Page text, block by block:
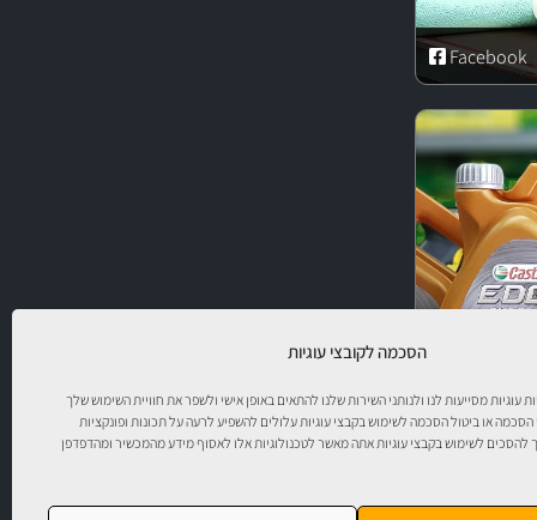
הסכמה לקובצי עוגיות
עוגיות מסייעות לנו ולנותני השירות שלנו להתאים באופן אישי ולשפר את חוויית השימוש שלך
או ביטול הסכמה לשימוש בקבצי עוגיות עלולים להשפיע לרעה על תכונות ופונקציות
לשימוש בקבצי עוגיות אתה מאשר לטכנולוגיות אלו לאסוף מידע מהמכשיר ומהדפדפן
Facebook